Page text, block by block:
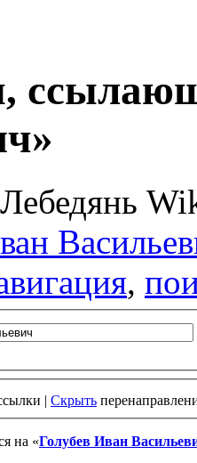
,
| Скрыть
на «Голубев Иван